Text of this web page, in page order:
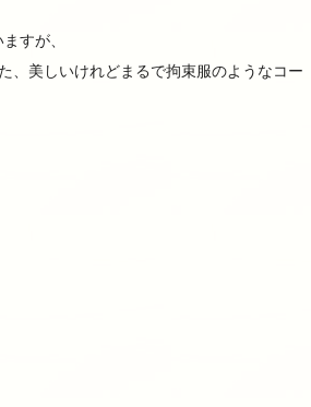
すが、
、美しいけれどまるで拘束服のようなコー